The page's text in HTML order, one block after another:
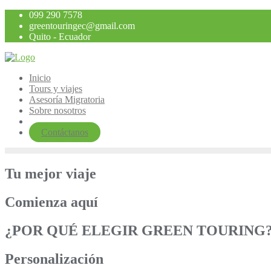
Saltar
contenido
099 290 7578
greentouringec@gmail.com
Quito - Ecuador
Inicio
Tours y viajes
Asesoría Migratoria
Sobre nosotros
Contáctanos
Tu mejor viaje
Comienza aquí
¿POR QUÉ ELEGIR GREEN
Personalización